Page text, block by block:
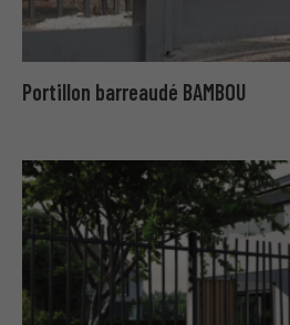
Portillon barreaudé BAMBOU